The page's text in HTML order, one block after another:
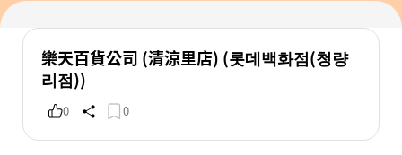
樂天百貨公司 (清涼里店) (롯데백화점(청량
리점))
0 0